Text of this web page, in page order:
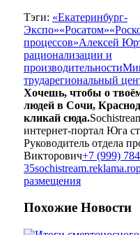
Тэги: «Екатеринбург-
Экспо»«Росатом»
процессов»Алексей
рационализации и
производительности
трударегиональный
Хочешь, чтобы о
людей в Сочи,
кликай сюда.
интернет-портал Юга
Руководитель отдела
Викторович+7 (999)
35
размещения
Похожие Новости